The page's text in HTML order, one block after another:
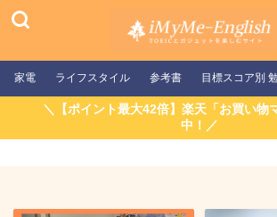
家電 ライフスタイル 参考書 目標スコア別
＼【ポイント最大42倍】楽天「お買い物
中！／